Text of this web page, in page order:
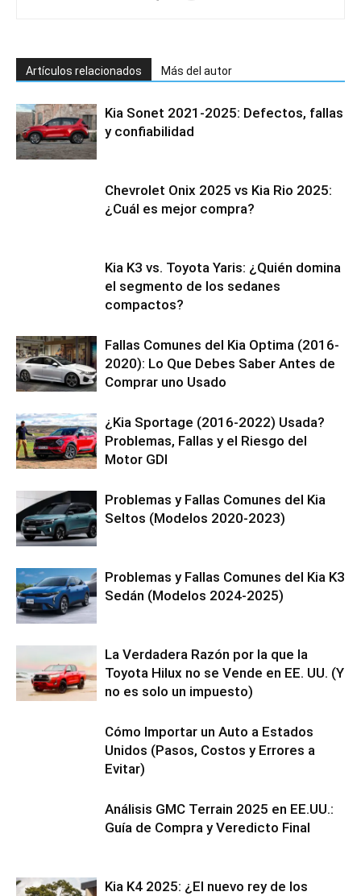
Artículos relacionados Más del autor
Kia Sonet 2021-2025: Defectos, fallas
y confiabilidad
Chevrolet Onix 2025 vs Kia Rio 2025:
¿Cuál es mejor compra?
Kia K3 vs. Toyota Yaris: ¿Quién domina
el segmento de los sedanes
compactos?
Fallas Comunes del Kia Optima (2016-
2020): Lo Que Debes Saber Antes de
Comprar uno Usado
¿Kia Sportage (2016-2022) Usada?
Problemas, Fallas y el Riesgo del
Motor GDI
Problemas y Fallas Comunes del Kia
Seltos (Modelos 2020-2023)
Problemas y Fallas Comunes del Kia K3
Sedán (Modelos 2024-2025)
La Verdadera Razón por la que la
Toyota Hilux no se Vende en EE. UU. (Y
no es solo un impuesto)
Cómo Importar un Auto a Estados
Unidos (Pasos, Costos y Errores a
Evitar)
Análisis GMC Terrain 2025 en EE.UU.:
Guía de Compra y Veredicto Final
Kia K4 2025: ¿El nuevo rey de los